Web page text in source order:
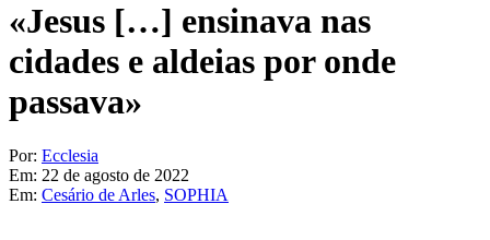
«Jesus […] ensinava nas
cidades e aldeias por onde
passava»
Por: Ecclesia
Em: 22 de agosto de 2022
Em: Cesário de Arles, SOPHIA